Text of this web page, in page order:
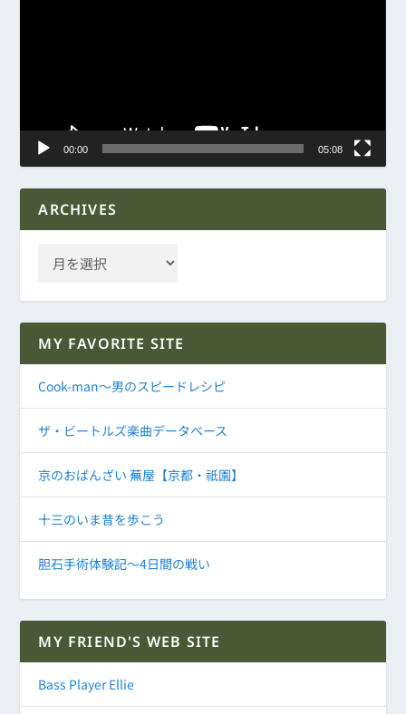
00:00 05:08
ARCHIVES
MY FAVORITE SITE
Cook-man～男のスピードレシピ
ザ・ビートルズ楽曲データベース
京のおばんざい 蕪屋【京都・祇園】
十三のいま昔を歩こう
胆石手術体験記～4日間の戦い
MY FRIEND'S WEB SITE
Bass Player Ellie